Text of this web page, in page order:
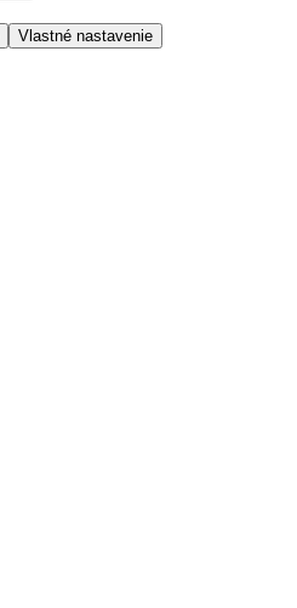
Vlastné nastavenie